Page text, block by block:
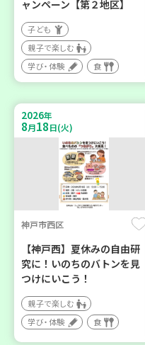
ャンペーン【第２地区】
子ども
親子で楽しむ
学び・体験
食
2026年
8月18日(火)
神戸市西区
【神戸西】夏休みの自由研
究に！いのちのバトンを見
つけにいこう！
親子で楽しむ
学び・体験
食